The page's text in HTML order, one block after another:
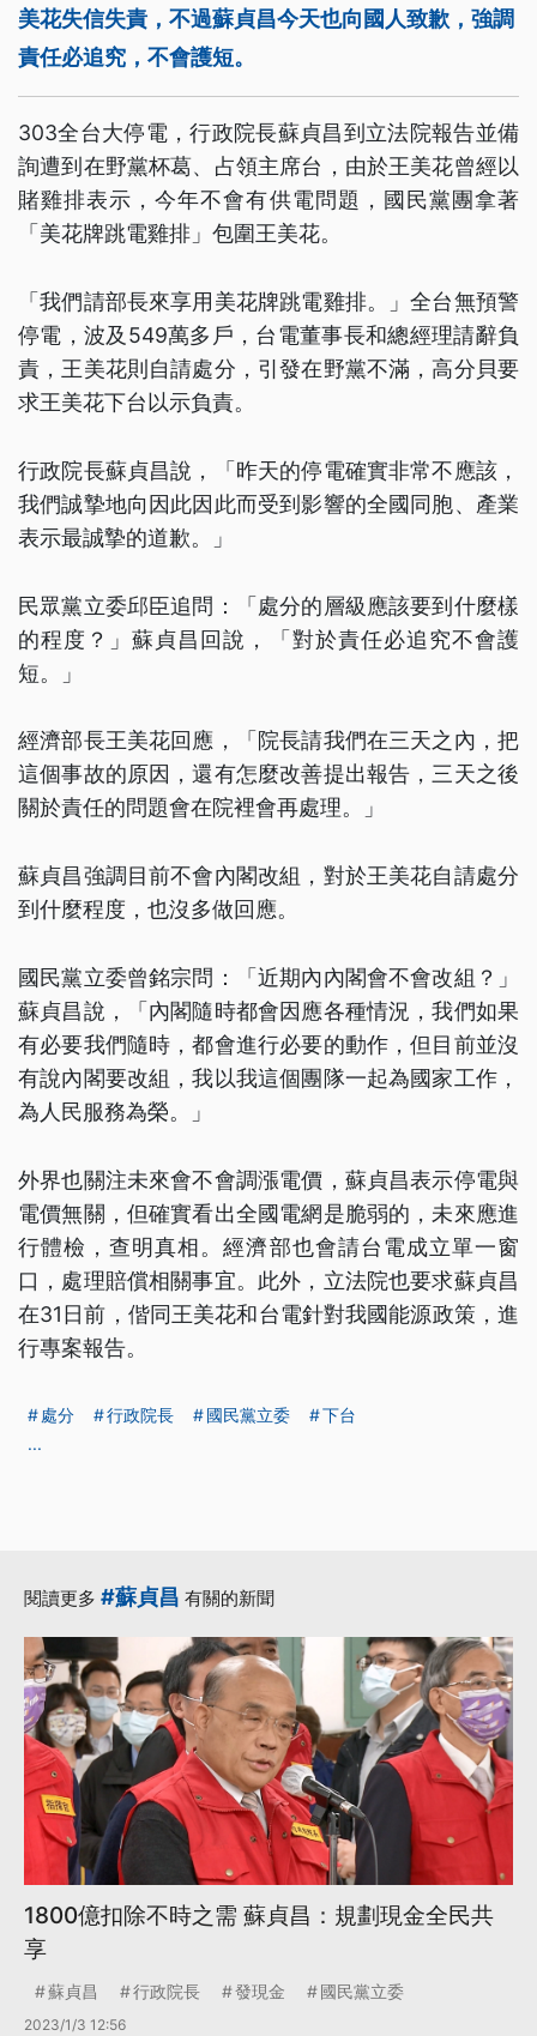
美花失信失責，不過蘇貞昌今天也向國人致歉，強調
責任必追究，不會護短。
303全台大停電，行政院長蘇貞昌到立法院報告並備
詢遭到在野黨杯葛、占領主席台，由於王美花曾經以
賭雞排表示，今年不會有供電問題，國民黨團拿著
「美花牌跳電雞排」包圍王美花。
「我們請部長來享用美花牌跳電雞排。」全台無預警
停電，波及549萬多戶，台電董事長和總經理請辭負
責，王美花則自請處分，引發在野黨不滿，高分貝要
求王美花下台以示負責。
行政院長蘇貞昌說，「昨天的停電確實非常不應該，
我們誠摯地向因此因此而受到影響的全國同胞、產業
表示最誠摯的道歉。」
民眾黨立委邱臣追問：「處分的層級應該要到什麼樣
的程度？」蘇貞昌回說，「對於責任必追究不會護
短。」
經濟部長王美花回應，「院長請我們在三天之內，把
這個事故的原因，還有怎麼改善提出報告，三天之後
關於責任的問題會在院裡會再處理。」
蘇貞昌強調目前不會內閣改組，對於王美花自請處分
到什麼程度，也沒多做回應。
國民黨立委曾銘宗問：「近期內內閣會不會改組？」
蘇貞昌說，「內閣隨時都會因應各種情況，我們如果
有必要我們隨時，都會進行必要的動作，但目前並沒
有說內閣要改組，我以我這個團隊一起為國家工作，
為人民服務為榮。」
外界也關注未來會不會調漲電價，蘇貞昌表示停電與
電價無關，但確實看出全國電網是脆弱的，未來應進
行體檢，查明真相。經濟部也會請台電成立單一窗
口，處理賠償相關事宜。此外，立法院也要求蘇貞昌
在31日前，偕同王美花和台電針對我國能源政策，進
行專案報告。
處分 行政院長 國民黨立委
下台
...
閱讀更多 #蘇貞昌 有關的新聞
1800億扣除不時之需 蘇貞昌：規劃現金全民共
享
蘇貞昌 行政院長 發現金 國民黨立委
2023/1/3 12:56